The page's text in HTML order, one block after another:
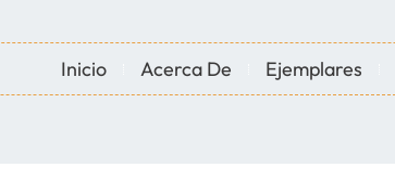
Inicio Acerca De Ejemplares